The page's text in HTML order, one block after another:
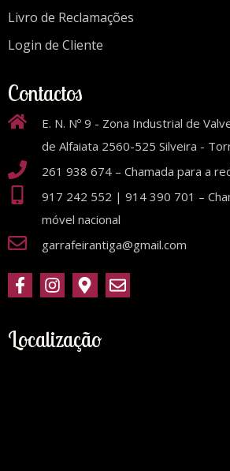
Livro de Reclamações
Login de Cliente
Contactos
E. N. Nº 9 - Zona Industrial de
de Alfaiata 2560-525 Silveira -
261 938 674 – Chamada para a
917 242 552 | 914 390 701 –
móvel nacional
garrafeirantiga@gmail.com
Localização